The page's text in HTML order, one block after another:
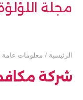
مجلة
الرئيسية / معلومات عامة
شركة